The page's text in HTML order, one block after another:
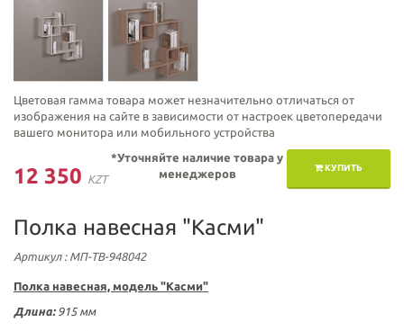
Цветовая гамма товара может незначительно отличаться от
изображения на сайте в зависимости от настроек цветопередачи
вашего монитора или мобильного устройства
12 350 KZT
КУПИТЬ
*Уточняйте наличие товара у
менеджеров
Полка навесная "Касми"
Артикул: МП-ТВ-948042
Полка навесная, модель "Касми"
Длина: 915 мм